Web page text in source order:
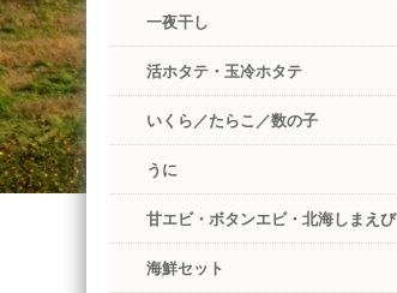
一夜干し
活ホタテ・玉冷ホタテ
いくら／たらこ／数の子
うに
甘エビ・ボタンエビ・北海しまえび
海鮮セット